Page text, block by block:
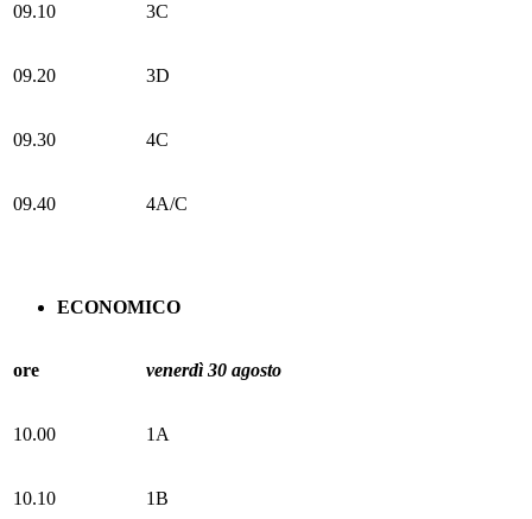
09.10 3C
09.20 3D
09.30 4C
09.40 4A/C
ECONOMICO
ore venerdì 30 agosto
10.00 1A
10.10 1B